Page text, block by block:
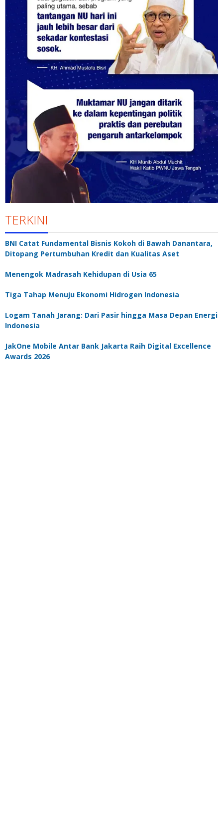
TERKINI
BNI Catat Fundamental Bisnis Kokoh di Bawah Danantara,
Ditopang Pertumbuhan Kredit dan Kualitas Aset
Menengok Madrasah Kehidupan di Usia 65
Tiga Tahap Menuju Ekonomi Hidrogen Indonesia
Logam Tanah Jarang: Dari Pasir hingga Masa Depan Energi
Indonesia
JakOne Mobile Antar Bank Jakarta Raih Digital Excellence
Awards 2026